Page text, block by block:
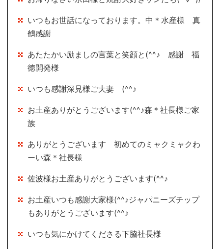
いつもお世話になっております。中＊水産様 真
鶴感謝
あたたかい励ましの言葉と笑顔と(^^♪ 感謝 福
徳開発様
いつも感謝深見様ご夫妻 (^^♪
お土産ありがとうございます(^^♪森＊社長様ご家
族
ありがとうございます 初めてのミャクミャクわ
ーい森＊社長様
佐波様お土産ありがとうございます(^^♪
お土産いつも感謝大家様(^^♪ジャパニーズチップ
もありがとうございます(^^♪
いつも気にかけてくださる下脇社長様